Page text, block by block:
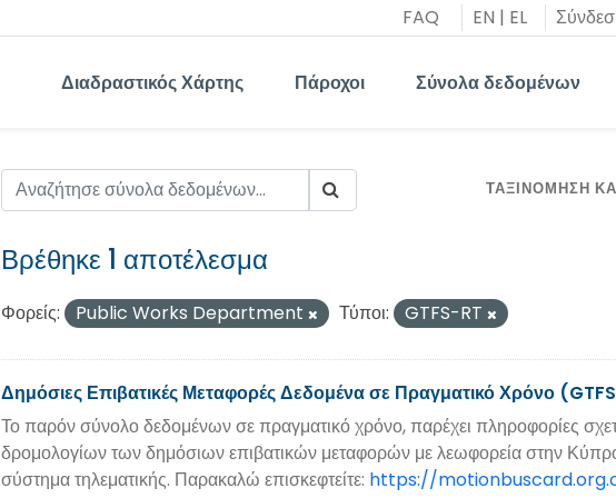
FAQ EN | EL
Διαδραστικός Χάρτης Πάροχοι Σύνολα δεδομένων
ΤΑΞΙΝΌΜΗΣΗ
Βρέθηκε 1 αποτέλεσμα
Φορείς: Public Works Department Τύποι: GTFS-RT
Δημόσιες Επιβατικές Μεταφορές Δεδομένα σε Πραγματικό Χρόνο
Το παρόν σύνολο δεδομένων σε πραγματικό χρόνο, παρέχει πληροφορίες
δρομολογίων των δημόσιων επιβατικών μεταφορών με λεωφορεία στην
σύστημα τηλεματικής. Παρακαλώ επισκεφτείτε: https://